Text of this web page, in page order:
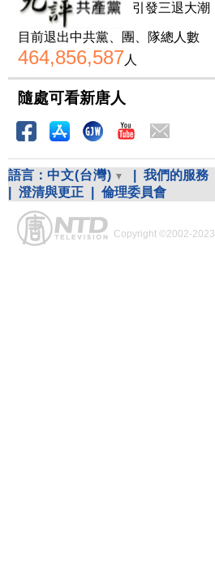
引發三退大潮
目前退出中共黨、團、隊總人數
464,856,587人
隨處可看新唐人
語言： 中文(台灣) 我們的服務
澄清與更正 倫理委員會
Copyright ©2002-2023